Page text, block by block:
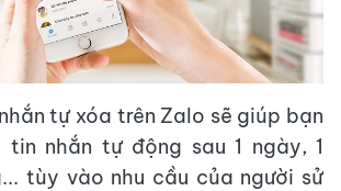
tự xóa trên Zalo sẽ giúp bạn
nhắn tự động sau 1 ngày, 1
tùy vào nhu cầu của người sử